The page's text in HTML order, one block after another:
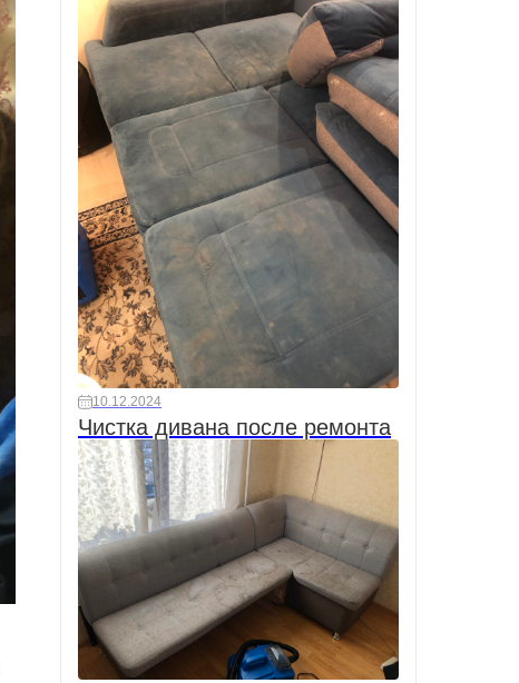
10.12.2024
Чистка дивана после ремонта